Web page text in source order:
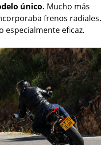
único. Mucho más
frenos radiales.
especialmente eficaz.